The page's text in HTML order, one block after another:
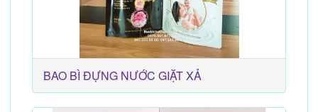
BAO BÌ ĐỰNG NƯỚC GIẶT XẢ